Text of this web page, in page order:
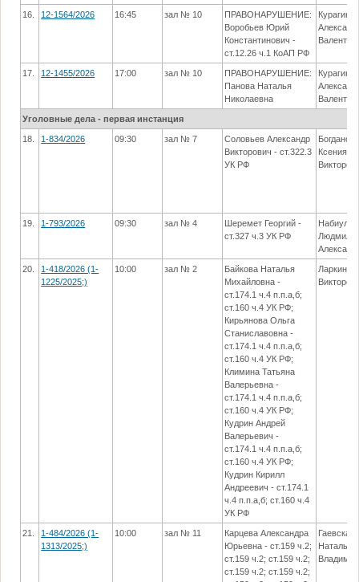
16. 12-1564/2026 16:45 зал № 10
ПРАВОНАРУШЕНИЕ:
Воробьев Юрий
Константинович -
ст.12.26 ч.1 КоАП РФ
Курагин
17. 12-1455/2026 17:00 зал № 10
ПРАВОНАРУШЕНИЕ:
Панова Наталья
Николаевна
Курагин
Уголовные дела - первая инстанция
18. 1-834/2026 09:30 зал № 7
Соловьев Александр
Викторович - ст.322.3
УК РФ
Ксения
19. 1-793/2026 09:30 зал № 4
Шеремет Георгий -
ст.327 ч.3 УК РФ
Людмила
20.
1-418/2026 (1-
1225/2025;)
10:00 зал № 2
Байкова Наталья
Михайловна -
ст.174.1 ч.4 п.п.а,б;
ст.160 ч.4 УК РФ;
Кирьянова Ольга
Станиславовна -
ст.174.1 ч.4 п.п.а,б;
ст.160 ч.4 УК РФ;
Климина Татьяна
Валерьевна -
ст.174.1 ч.4 п.п.а,б;
ст.160 ч.4 УК РФ;
Кудрин Андрей
Валерьевич -
ст.174.1 ч.4 п.п.а,б;
ст.160 ч.4 УК РФ;
Кудрин Кирилл
Андреевич - ст.174.1
ч.4 п.п.а,б; ст.160 ч.4
УК РФ
Ларкина
21.
1-484/2026 (1-
1313/2025;)
10:00 зал № 11
Карцева Александра
Юрьевна - ст.159 ч.2;
ст.159 ч.2; ст.159 ч.2;
ст.159 ч.2; ст.159 ч.2;
Гаевская
Наталья